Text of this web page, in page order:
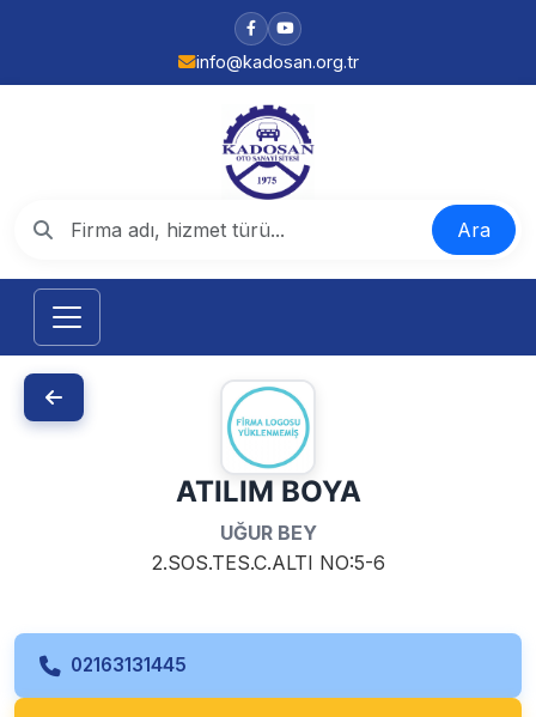
info@kadosan.org.tr
Ara
ATILIM BOYA
UĞUR BEY
2.SOS.TES.C.ALTI NO:5-6
02163131445